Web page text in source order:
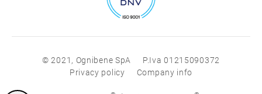
© 2021, Ognibene SpA
P.Iva 01215090372
Privacy policy
Company info